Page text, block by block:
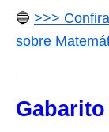
🔵 >>>
sobre